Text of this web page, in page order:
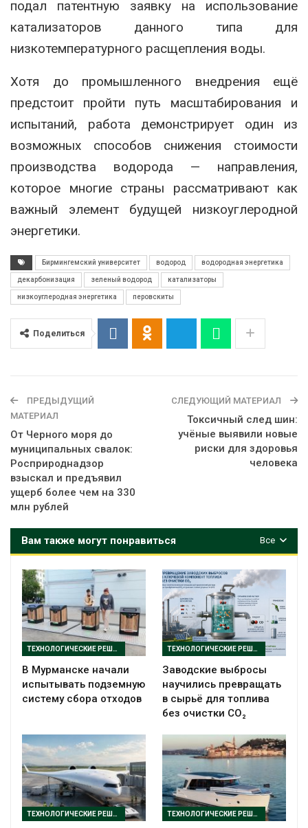
подал патентную заявку на использование
катализаторов данного типа для
низкотемпературного расщепления воды.
Хотя до промышленного внедрения ещё
предстоит пройти путь масштабирования и
испытаний, работа демонстрирует один из
возможных способов снижения стоимости
производства водорода — направления,
которое многие страны рассматривают как
важный элемент будущей низкоуглеродной
энергетики.
Бирмингемский университет водород водородная энергетика
декарбонизация зеленый водород катализаторы
низкоуглеродная энергетика перовскиты
Поделиться
ПРЕДЫДУЩИЙ
МАТЕРИАЛ
От Черного моря до
муниципальных свалок:
Росприроднадзор
взыскал и предъявил
ущерб более чем на 330
млн рублей
СЛЕДУЮЩИЙ МАТЕРИАЛ
Токсичный след шин:
учёные выявили новые
риски для здоровья
человека
Все
Вам также могут понравиться
ТЕХНОЛОГИЧЕСКИЕ РЕШЕНИЯ
В Мурманске начали
испытывать подземную
систему сбора отходов
ТЕХНОЛОГИЧЕСКИЕ РЕШЕНИЯ
Заводские выбросы
научились превращать
в сырьё для топлива
без очистки CO₂
ТЕХНОЛОГИЧЕСКИЕ РЕШЕНИЯ ТЕХНОЛОГИЧЕСКИЕ РЕШЕНИЯ